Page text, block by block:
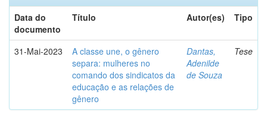
Data do
documento
Título Autor(es) Tipo
31-Mai-2023
A classe une, o gênero
separa: mulheres no
comando dos sindicatos da
educação e as relações de
gênero
Dantas,
Adenilde
de Souza
Tese